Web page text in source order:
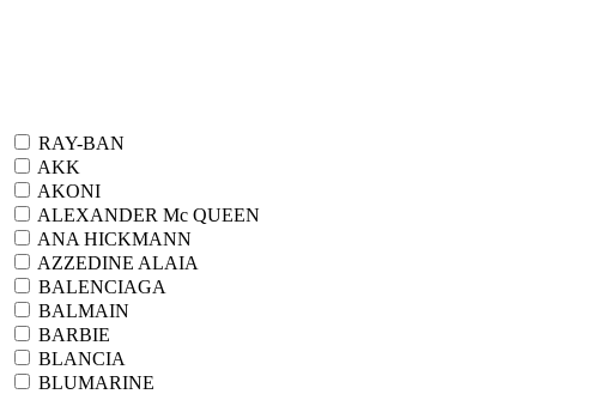
RAY-BAN
AKK
AKONI
ALEXANDER Mc QUEEN
ANA HICKMANN
AZZEDINE ALAIA
BALENCIAGA
BALMAIN
BARBIE
BLANCIA
BLUMARINE